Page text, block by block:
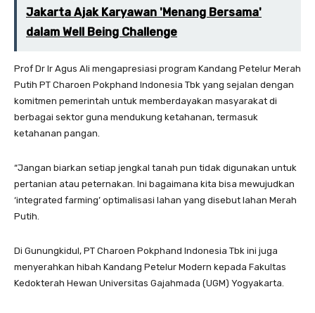
Jakarta Ajak Karyawan 'Menang Bersama'
dalam Well Being Challenge
Prof Dr Ir Agus Ali mengapresiasi program Kandang Petelur Merah
Putih PT Charoen Pokphand Indonesia Tbk yang sejalan dengan
komitmen pemerintah untuk memberdayakan masyarakat di
berbagai sektor guna mendukung ketahanan, termasuk
ketahanan pangan.
“Jangan biarkan setiap jengkal tanah pun tidak digunakan untuk
pertanian atau peternakan. Ini bagaimana kita bisa mewujudkan
‘integrated farming’ optimalisasi lahan yang disebut lahan Merah
Putih.
Di Gunungkidul, PT Charoen Pokphand Indonesia Tbk ini juga
menyerahkan hibah Kandang Petelur Modern kepada Fakultas
Kedokterah Hewan Universitas Gajahmada (UGM) Yogyakarta.